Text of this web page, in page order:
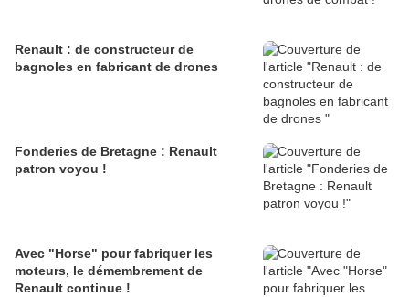
Renault : de constructeur de
bagnoles en fabricant de drones
Fonderies de Bretagne : Renault
patron voyou !
Avec "Horse" pour fabriquer les
moteurs, le démembrement de
Renault continue !